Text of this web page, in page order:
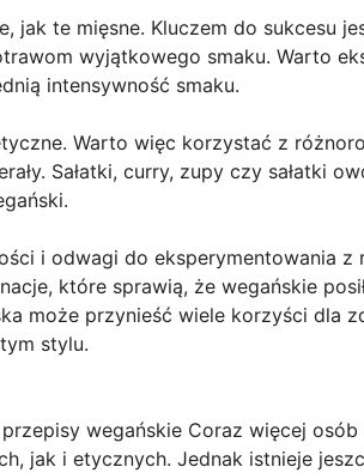
jak te mięsne. Kluczem do sukcesu
wyjątkowego smaku. Warto
intensywność smaku.
Warto więc korzystać z
Sałatki, curry, zupy czy sałatki
i odwagi do eksperymentowania z
które sprawią, że wegańskie
może przynieść wiele korzyści dla
stylu.
wegańskie Coraz więcej
jak i etycznych. Jednak istnieje